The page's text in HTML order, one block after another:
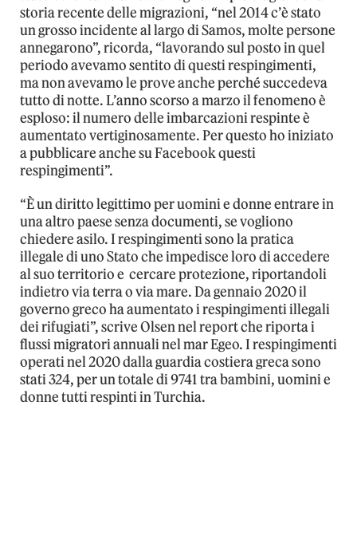
storia recente delle migrazioni, “nel 2014 c’è stato
un grosso incidente al largo di Samos, molte persone
annegarono”, ricorda, “lavorando sul posto in quel
periodo avevamo sentito di questi respingimenti,
ma non avevamo le prove anche perché succedeva
tutto di notte. L’anno scorso a marzo il fenomeno è
esploso: il numero delle imbarcazioni respinte è
aumentato vertiginosamente. Per questo ho iniziato
a pubblicare anche su Facebook questi
respingimenti”.
“È un diritto legittimo per uomini e donne entrare in
una altro paese senza documenti, se vogliono
chiedere asilo. I respingimenti sono la pratica
illegale di uno Stato che impedisce loro di accedere
al suo territorio e cercare protezione, riportandoli
indietro via terra o via mare. Da gennaio 2020 il
governo greco ha aumentato i respingimenti illegali
dei rifugiati”, scrive Olsen nel report che riporta i
flussi migratori annuali nel mar Egeo. I respingimenti
operati nel 2020 dalla guardia costiera greca sono
stati 324, per un totale di 9741 tra bambini, uomini e
donne tutti respinti in Turchia.